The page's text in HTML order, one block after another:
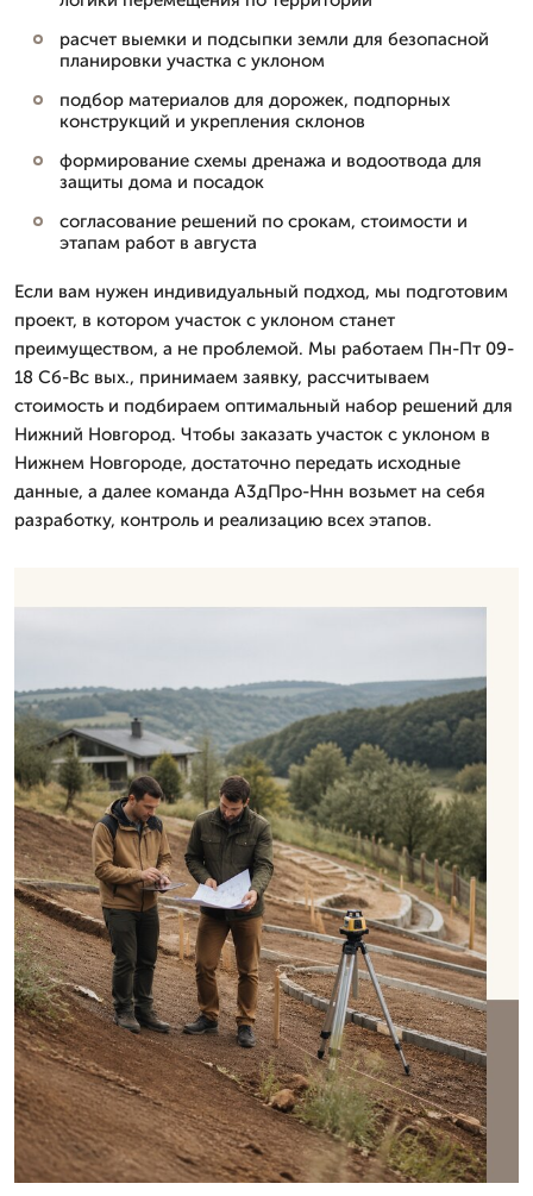
расчет выемки и подсыпки земли для безопасной
планировки участка с уклоном
подбор материалов для дорожек, подпорных
конструкций и укрепления склонов
формирование схемы дренажа и водоотвода для
защиты дома и посадок
согласование решений по срокам, стоимости и
этапам работ в августа
Если вам нужен индивидуальный подход, мы подготовим
проект, в котором участок с уклоном станет
преимуществом, а не проблемой. Мы работаем Пн-Пт 09-
18 Сб-Вс вых., принимаем заявку, рассчитываем
стоимость и подбираем оптимальный набор решений для
Нижний Новгород. Чтобы заказать участок с уклоном в
Нижнем Новгороде, достаточно передать исходные
данные, а далее команда А3дПро-Ннн возьмет на себя
разработку, контроль и реализацию всех этапов.